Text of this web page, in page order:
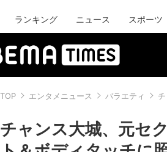
ランキング ニュース スポーツ
TOP エンタメニュース バラエティ
チャンス大城、元セ